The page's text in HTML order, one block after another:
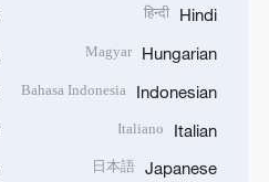
Hindi
हिन्दी
Hungarian
Magyar
Indonesian
Bahasa Indonesia
Italian
Italiano
Japanese
日本語